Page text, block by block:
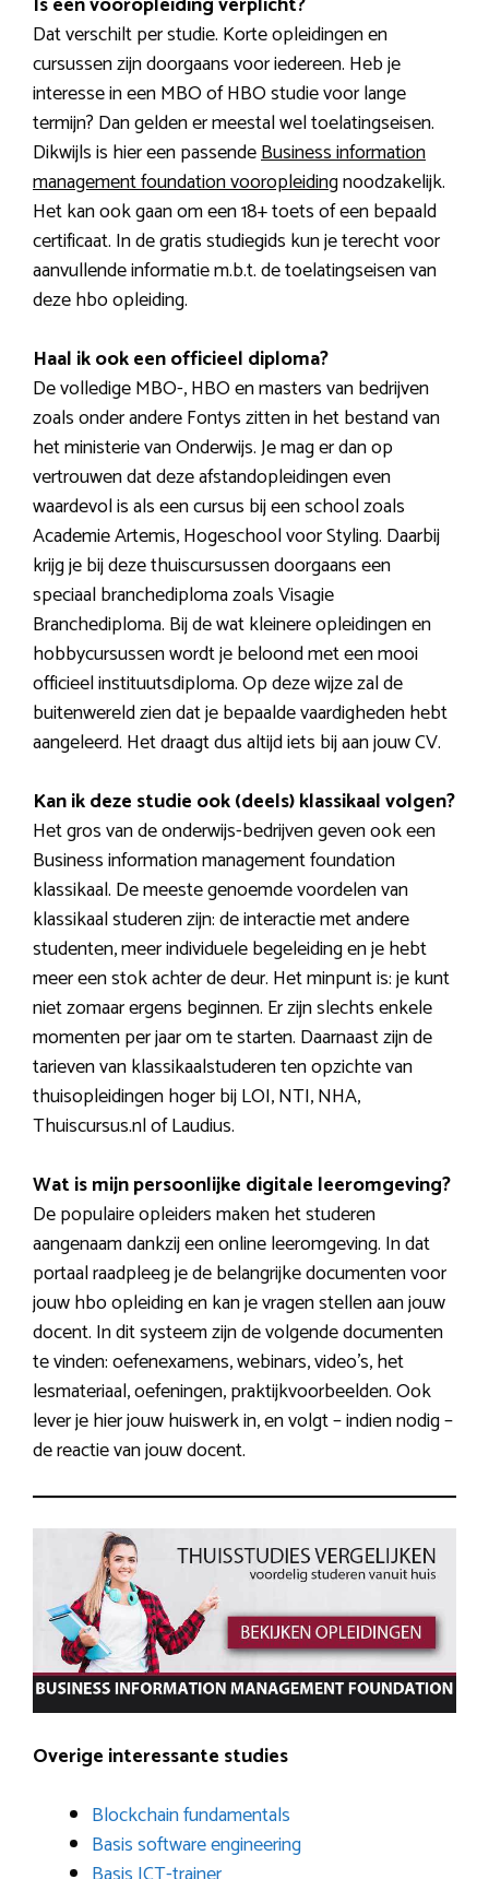
Dat verschilt per studie. Korte opleidingen en
cursussen zijn doorgaans voor iedereen. Heb je
interesse in een MBO of HBO studie voor lange
termijn? Dan gelden er meestal wel toelatingseisen.
Dikwijls is hier een passendeBusiness information
management foundation vooropleidingnoodzakelijk.
Het kan ook gaan om een 18+ toets of een bepaald
certificaat. In de gratis studiegids kun je terecht voor
aanvullende informatie m.b.t. de toelatingseisen van
deze hbo opleiding.
Haal ik ook een officieel diploma?
De volledige MBO-, HBO en masters van bedrijven
zoals onder andere Fontys zitten in het bestand van
het ministerie van Onderwijs. Je mag er dan op
vertrouwen dat deze afstandopleidingen even
waardevol is als een cursus bij een school zoals
Academie Artemis, Hogeschool voor Styling. Daarbij
krijg je bij deze thuiscursussen doorgaans een
speciaal branchediploma zoals Visagie
Branchediploma. Bij de wat kleinere opleidingen en
hobbycursussen wordt je beloond met een mooi
officieel instituutsdiploma. Op deze wijze zal de
buitenwereld zien dat je bepaalde vaardigheden hebt
aangeleerd. Het draagt dus altijd iets bij aan jouw CV.
Kan ik deze studie ook (deels) klassikaal volgen?
Het gros van de onderwijs-bedrijven geven ook een
Business information management foundation
klassikaal. De meeste genoemde voordelen van
klassikaal studeren zijn: de interactie met andere
studenten, meer individuele begeleiding en je hebt
meer een stok achter de deur. Het minpunt is: je kunt
niet zomaar ergens beginnen. Er zijn slechts enkele
momenten per jaar om te starten. Daarnaast zijn de
tarieven van klassikaalstuderen ten opzichte van
thuisopleidingen hoger bij LOI, NTI, NHA,
Thuiscursus.nl of Laudius.
Wat is mijn persoonlijke digitale leeromgeving?
De populaire opleiders maken het studeren
aangenaam dankzij een online leeromgeving. In dat
portaal raadpleeg je de belangrijke documenten voor
jouw hbo opleiding en kan je vragen stellen aan jouw
docent. In dit systeem zijn de volgende documenten
te vinden: oefenexamens, webinars, video’s, het
lesmateriaal, oefeningen, praktijkvoorbeelden. Ook
lever je hier jouw huiswerk in, en volgt – indien nodig –
de reactie van jouw docent.
Overige interessante studies
Blockchain fundamentals
Basis software engineering